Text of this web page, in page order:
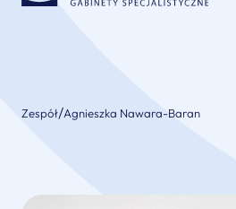
Zespół/Agnieszka Nawara-Baran